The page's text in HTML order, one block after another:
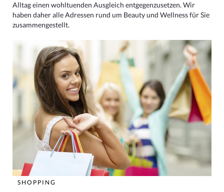
Alltag einen wohltuenden Ausgleich entgegenzusetzen. Wir
haben daher alle Adressen rund um Beauty und Wellness für Sie
zusammengestellt.
SHOPPING